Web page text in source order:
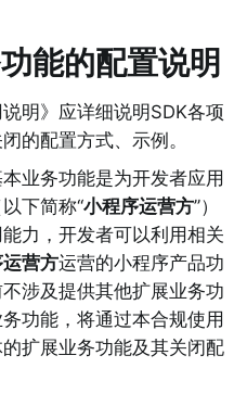
能的配置说明
说明》应详细说明SDK各项
的配置方式、示例。
业务功能是为开发者应用
下简称“小程序运营方”）
力，开发者可以利用相关
营方运营的小程序产品功
涉及提供其他扩展业务功
功能，将通过本合规使用
扩展业务功能及其关闭配